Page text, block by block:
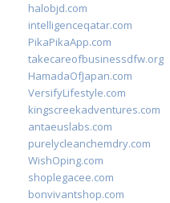
halobjd.com
intelligenceqatar.com
PikaPikaApp.com
takecareofbusinessdfw.org
HamadaOfJapan.com
VersifyLifestyle.com
kingscreekadventures.com
antaeuslabs.com
purelycleanchemdry.com
WishOping.com
shoplegacee.com
bonvivantshop.com